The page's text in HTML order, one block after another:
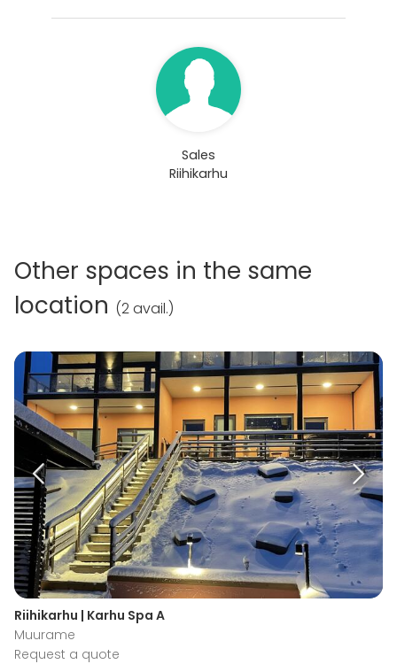
Sales
Riihikarhu
Other spaces in the same
location (2 avail.)
Riihikarhu | Karhu Spa A
Muurame
Request a quote